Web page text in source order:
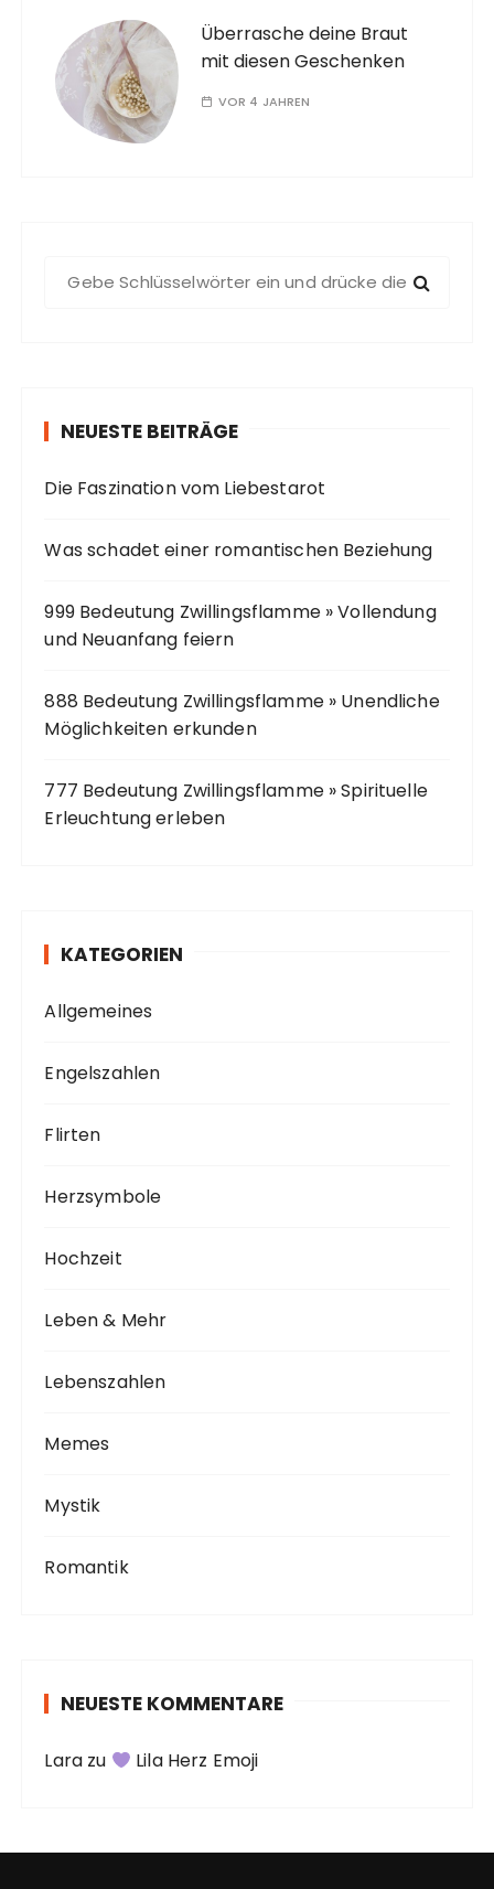
Überrasche deine Braut
mit diesen Geschenken
VOR 4 JAHREN
h
NEUESTE BEITRÄGE
Die Faszination vom Liebestarot
Was schadet einer romantischen Beziehung
999 Bedeutung Zwillingsflamme » Vollendung
und Neuanfang feiern
888 Bedeutung Zwillingsflamme » Unendliche
Möglichkeiten erkunden
777 Bedeutung Zwillingsflamme » Spirituelle
Erleuchtung erleben
KATEGORIEN
Allgemeines
Engelszahlen
Flirten
Herzsymbole
Hochzeit
Leben & Mehr
Lebenszahlen
Memes
Mystik
Romantik
NEUESTE KOMMENTARE
Lara zu Lila Herz Emoji